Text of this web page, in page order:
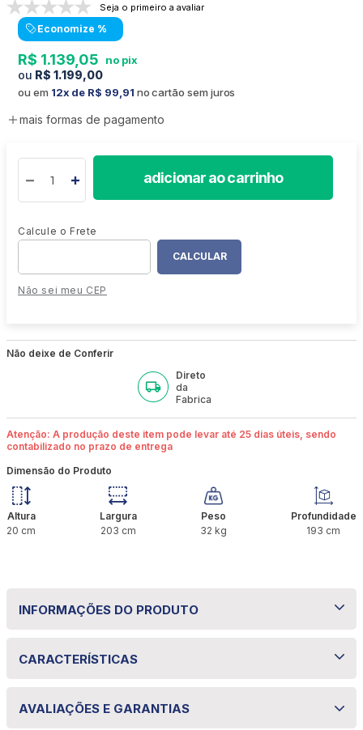
Seja o primeiro a avaliar
Economize %
R$ 1.139 05
R$ 1.199,00
ou em 12 R$ 99 91 no cartão sem juros
mais formas de pagamento
adicionar ao carrinho
Não sei meu CEP
Não deixe de Conferir
Direto
da
Fabrica
Atenção: A produção deste item pode levar até 25 dias úteis, sendo
contabilizado no prazo de entrega
Dimensão do Produto
Altura
20 cm
Largura
203 cm
Peso
32 kg
Profundidade
193 cm
INFORMAÇÕES DO PRODUTO
Colchão King Molas Ensacadas Aurora
O Colchão King Molas Ensacadas Aurora
CARACTERÍSTICAS
AVALIAÇÕES E GARANTIAS